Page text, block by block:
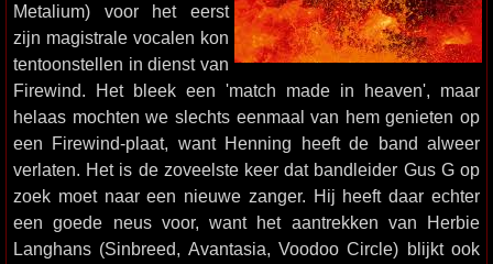
Metalium) voor het eerst
zijn magistrale vocalen kon
tentoonstellen in dienst van
Firewind. Het bleek een 'match made in heaven', maar
helaas mochten we slechts eenmaal van hem genieten op
een Firewind-plaat, want Henning heeft de band alweer
verlaten. Het is de zoveelste keer dat bandleider Gus G op
zoek moet naar een nieuwe zanger. Hij heeft daar echter
een goede neus voor, want het aantrekken van Herbie
Langhans (Sinbreed, Avantasia, Voodoo Circle) blijkt ook